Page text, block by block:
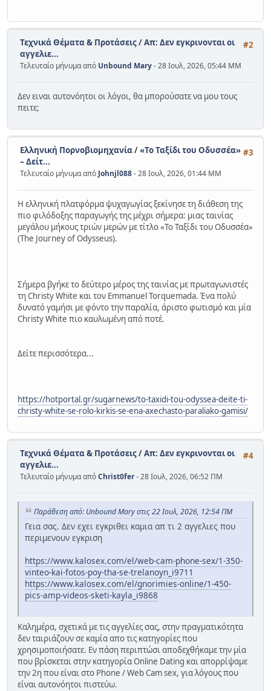
#2
Τεχνικά Θέματα & Προτάσεις/Απ: Δεν εγκρινονται οι
αγγελιε...
Τελευταίο μήνυμα από Unbound Mary- 28 Ιουλ, 2026, 05:44 ΜΜ
Δεν ειναι αυτονόητοι οι λόγοι, θα μπορούσατε να μου τους
πειτε;
#3
Ελληνική Πορνοβιομηχανία/«Το Ταξίδι του Οδυσσέα»
– Δείτ...
Τελευταίο μήνυμα απόJohnjl088- 28 Ιουλ, 2026, 01:44 ΜΜ
Η ελληνική πλατφόρμα ψυχαγωγίας ξεκίνησε τη διάθεση της
πιο φιλόδοξης παραγωγής της μέχρι σήμερα: μιας ταινίας
μεγάλου μήκους τριών μερών με τίτλο «Το Ταξίδι του Οδυσσέα»
(The Journey of Odysseus).
Σήμερα βγήκε το δεύτερο μέρος της ταινίας με πρωταγωνιστές
τη Christy White και τον Emmanuel Torquemada. Ένα πολύ
δυνατό γαμήσι με φόντο την παραλία, άριστο φωτισμό και μία
Christy White πιο καυλωμένη από ποτέ.
Δείτε περισσότερα...
https://hotportal.gr/sugarnews/to-taxidi-tou-odyssea-deite-ti-
christy-white-se-rolo-kirkis-se-ena-axechasto-paraliako-gamisi/
#4
Τεχνικά Θέματα & Προτάσεις/Απ: Δεν εγκρινονται οι
αγγελιε...
Τελευταίο μήνυμα απόChrist0fer- 28 Ιουλ, 2026, 06:52 ΠΜ
Παράθεση από: Unbound Mary στις 22 Ιουλ, 2026, 12:54 ΠΜ
Γεια σας. Δεν εχει εγκριθει καμια απ τι 2 αγγελιες που
περιμενουν εγκριση
https://www.kalosex.com/el/web-cam-phone-sex/1-350-
vinteo-kai-fotos-poy-tha-se-trelanoyn_i9711
https://www.kalosex.com/el/gnorimies-online/1-450-
pics-amp-videos-sketi-kayla_i9868
Καλημέρα, σχετικά με τις αγγελίες σας, στην πραγματικότητα
δεν ταιριάζουν σε καμία απο τις κατηγορίες που
χρησιμοποιήσατε. Εν πάση περιπτώσι αποδεχθήκαμε την μία
που βρίσκεται στην κατηγορία Online Dating και απορρίψαμε
την 2η που είναι στο Phone / Web Cam sex, για λόγους που
είναι αυτονόητοι πιστεύω.